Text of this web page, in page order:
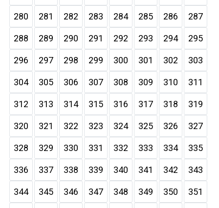
280 281 282 283 284 285 286 287
288 289 290 291 292 293 294 295
296 297 298 299 300 301 302 303
304 305 306 307 308 309 310 311
312 313 314 315 316 317 318 319
320 321 322 323 324 325 326 327
328 329 330 331 332 333 334 335
336 337 338 339 340 341 342 343
344 345 346 347 348 349 350 351